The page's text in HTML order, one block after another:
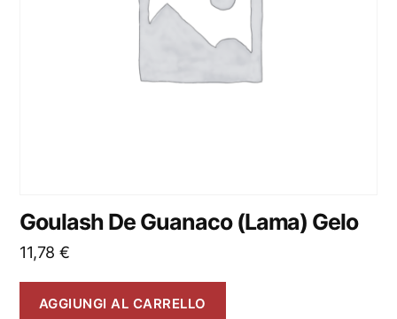
Goulash De Guanaco (Lama) Gelo
11,78 €
AGGIUNGI AL CARRELLO